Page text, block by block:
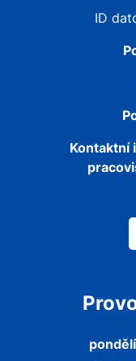
ID
Kontaktní
pondělí